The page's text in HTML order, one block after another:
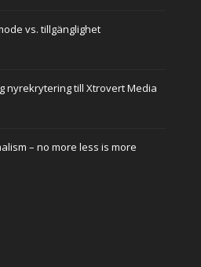
vs. tillgänglighet
nyrekrytering till Xtrovert Media
– no more less is more